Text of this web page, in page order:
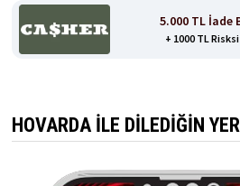
5.000 TL İade
+ 1000 TL
HOVARDA İLE DİLEDİĞİN